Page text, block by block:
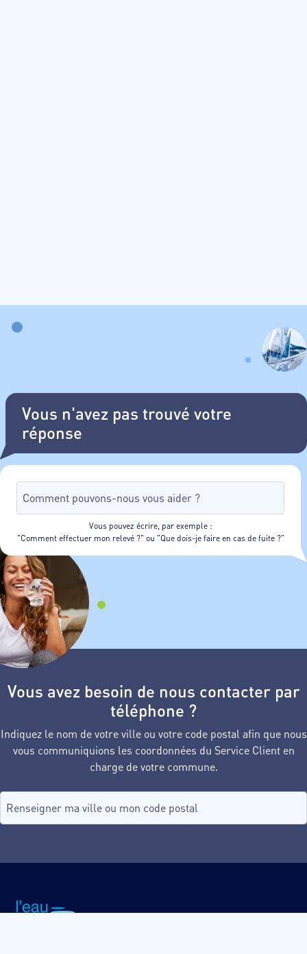
Vous n'avez pas trouvé votre
réponse
Vous pouvez écrire, par exemple :
"Comment effectuer mon relevé ?" ou "Que dois-je faire en cas de fuite ?"
Vous avez besoin de nous contacter par
téléphone ?
Indiquez le nom de votre ville ou votre code postal afin que nous
vous communiquions les coordonnées du Service Client en
charge de votre commune.
Recherche de commune, tapez dans le champ puis